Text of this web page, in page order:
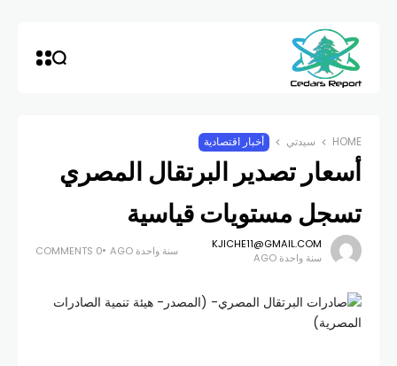
HOME سيدتي أخبار اقتصادية
أسعار تصدير البرتقال المصري
تسجل مستويات قياسية
KJICHE11@GMAIL.COM
سنة واحدة AGO
سنة واحدة AGO 0 COMMENTS